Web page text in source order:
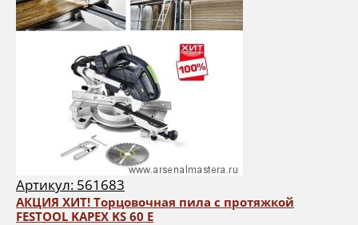
Артикул: 561683
АКЦИЯ ХИТ! Торцовочная пила с протяжкой
FESTOOL KAPEX KS 60 E